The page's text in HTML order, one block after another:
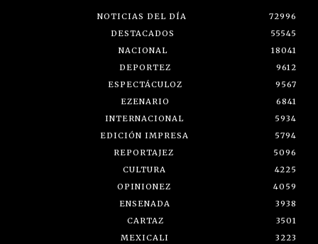
NOTICIAS DEL DÍA
72996
DESTACADOS
55545
NACIONAL
18041
DEPORTEZ
9612
ESPECTÁCULOZ
9567
EZENARIO
6841
INTERNACIONAL
5934
EDICIÓN IMPRESA
5794
REPORTAJEZ
5096
CULTURA
4225
OPINIONEZ
4059
ENSENADA
3938
CARTAZ
3501
MEXICALI
3223